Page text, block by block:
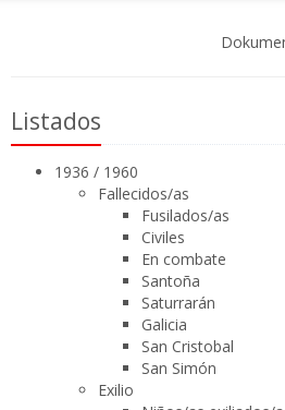
Listados
1936 / 1960
Fallecidos/as
Fusilados/as
Civiles
En combate
Santoña
Saturrarán
Galicia
San Cristobal
San Simón
Exilio